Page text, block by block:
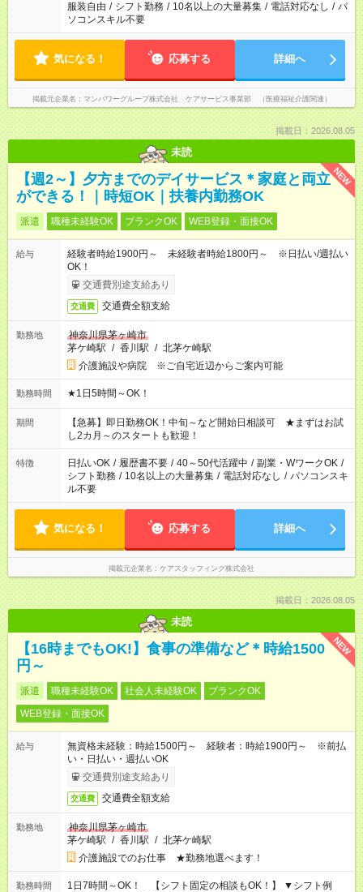
服装自由 / シフト勤務 / 10名以上の大量募集 / 電話対応なし / パ
ソコンスキル不要
気になる！ 応募する 詳細へ
掲載元企業名 マンパワーグループ株式会社 ケアサービス事業部 （医療福祉介護関連）
掲載日：2026.08.05
未読
NEW
【週2～】夕方までのデイサービス＊家庭と両立
ができる！｜時短OK｜扶養内勤務OK
派遣 職種未経験OK ブランクOK WEB登録・面接OK
給与
経験者時給1900円～ 未経験者時給1800円～ ※日払い/週払い
OK！
交通費別途支給あり
交通費 交通費全額支給
勤務地
神奈川県茅ヶ崎市
茅ケ崎駅 / 香川駅 / 北茅ケ崎駅
介護施設や病院 ※ご自宅近辺からご案内可能
勤務時間 ★1日5時間～OK！
期間
【急募】即日勤務OK！中旬～など開始日相談可 ★まずはお試
し2カ月～のスタートも歓迎！
特徴 日払いOK / 履歴書不要 / 40～50代活躍中 / 副業・WワークOK /
シフト勤務 / 10名以上の大量募集 / 電話対応なし / パソコンスキ
ル不要
気になる！ 応募する 詳細へ
掲載元企業名 ケアスタッフィング株式会社
掲載日：2026.08.05
未読
NEW
【16時までもOK!】食事の準備など＊時給1500
円～
派遣 職種未経験OK 社会人未経験OK
ブランクOK
WEB登録・面接OK
給与
無資格未経験：時給1500円～ 経験者：時給1900円～ ※前払
い・日払い・週払いOK
交通費別途支給あり
交通費 交通費全額支給
勤務地
神奈川県茅ヶ崎市
茅ケ崎駅 / 香川駅 / 北茅ケ崎駅
介護施設でのお仕事 ★勤務地選べます！
勤務時間
1日7時間～OK！ 【シフト固定の相談もOK！】 ▼シフト例